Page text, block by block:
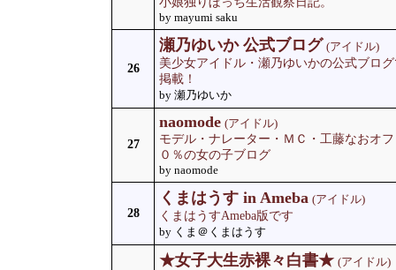
by mayumi saku
26
瀬乃ゆいか 公式ブログ (アイドル)
美少女アイドル・瀬乃ゆいかの公式ブロ
掲載！
by 瀬乃ゆいか
27
naomode (アイドル)
モデル・ナレーター・ＭＣ・工藤なおオ
０％の女の子ブログ
by naomode
28
くまはうす in Ameba (アイドル)
くまはうすAmeba版です
by くま＠くまはうす
★女子大生赤裸々白書★ (アイドル)